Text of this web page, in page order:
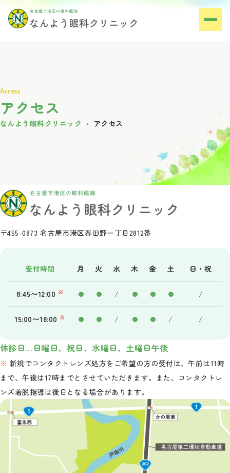
アクセス
なんよう眼科クリニック アクセス
〒455-0873 名古屋市港区春田野一丁目2812番
受付時間 月 火 水 木 金 土 日・祝
8:45〜12:00 ※ / /
15:00〜18:00 ※ / / /
休診日…日曜日、祝日、水曜日、土曜日午後
新規でコンタクトレンズ処方をご希望の方の受付は、午前は11時
まで、午後は17時までとさせていただきます。また、コンタクトレ
ンズ着脱指導は後日となる場合があります。